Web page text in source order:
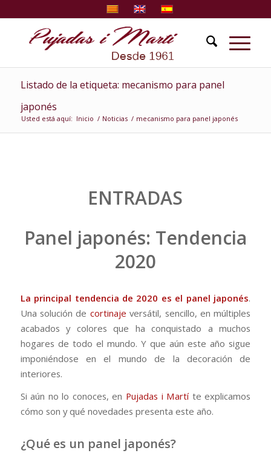
Listado de la etiqueta: mecanismo para panel
japonés
Usted está aquí: Inicio / Noticias / mecanismo para panel japonés
ENTRADAS
Panel japonés: Tendencia
2020
La principal tendencia de 2020 es el panel japonés.
Una solución de cortinaje versátil, sencillo, en múltiples
acabados y colores que ha conquistado a muchos
hogares de todo el mundo. Y que aún este año sigue
imponiéndose en el mundo de la decoración de
interiores.
Si aún no lo conoces, en Pujadas i Martíte explicamos
cómo son y qué novedades presenta este año.
¿Qué es un panel japonés?